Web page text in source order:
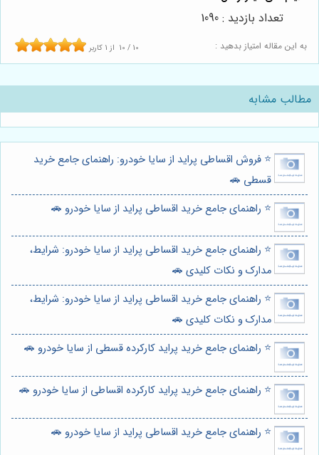
به این مقاله امتیاز بدهید : 10 / 10 از 1 کاربر
تعداد بازدید : 1090
مطالب مشابه
⭐️ فروش اقساطی پراید از سایا خودرو: راهنمای جامع خرید
قسطی 🚗
⭐️ راهنمای جامع خرید اقساطی پراید از سایا خودرو 🚗
⭐️ راهنمای جامع خرید اقساطی پراید از سایا خودرو: شرایط،
مدارک و نکات کلیدی 🚗
⭐️ راهنمای جامع خرید اقساطی پراید از سایا خودرو: شرایط،
مدارک و نکات کلیدی 🚗
⭐️ راهنمای جامع خرید پراید کارکرده قسطی از سایا خودرو 🚗
⭐️ راهنمای جامع خرید پراید کارکرده اقساطی از سایا خودرو 🚗
⭐️ راهنمای جامع خرید اقساطی پراید از سایا خودرو 🚗